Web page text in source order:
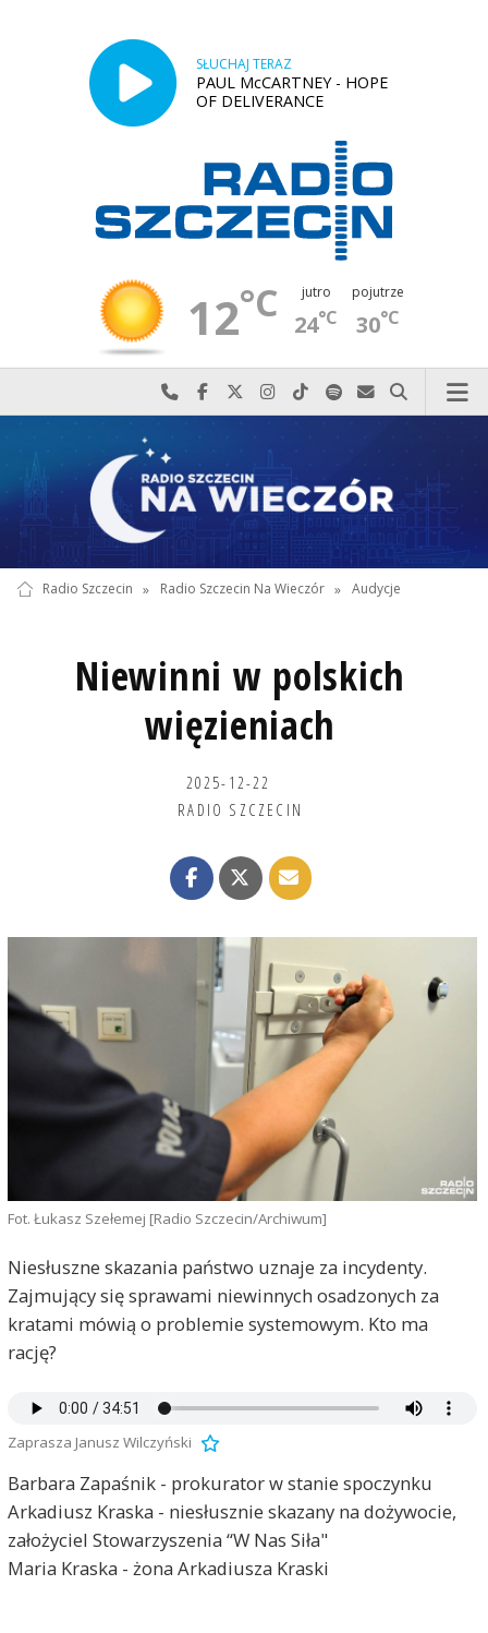
SŁUCHAJ TERAZ
PAUL McCARTNEY - HOPE
OF DELIVERANCE
12°C jutro
24°C
pojutrze
30°C
Najlepiej po prostu do nas zadzwoń
Odwiedź nas na Facebook-u
Odwiedź nas na X
Odwiedź nas na Instagram-ie
Odwiedź nas na TikTok-u
Szukaj nas na Spotify
Wyślij do nas
Szukaj
Radio Szczecin » Radio Szczecin Na Wieczór » Audycje
Niewinni w polskich
więzieniach
2025-12-22
RADIO SZCZECIN
Fot. Łukasz Szełemej [Radio Szczecin/Archiwum]
Niesłuszne skazania państwo uznaje za incydenty.
Zajmujący się sprawami niewinnych osadzonych za
kratami mówią o problemie systemowym. Kto ma
rację?
Zaprasza Janusz Wilczyński
Barbara Zapaśnik - prokurator w stanie spoczynku
Arkadiusz Kraska - niesłusznie skazany na dożywocie,
założyciel Stowarzyszenia “W Nas Siła"
Maria Kraska - żona Arkadiusza Kraski